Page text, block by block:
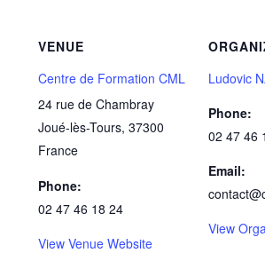
VENUE
Centre de Formation CML
24 rue de Chambray
Joué-lès-Tours, 37300
France
Phone:
02 47 46 18 24
View Venue Website
Ludovic
Phone:
02 47 46
Email:
View